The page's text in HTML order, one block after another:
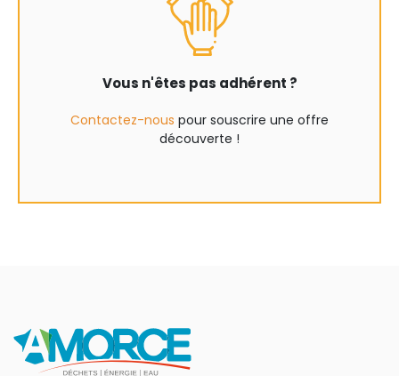
Vous n'êtes pas adhérent ?
Contactez-nous pour souscrire une offre
découverte !